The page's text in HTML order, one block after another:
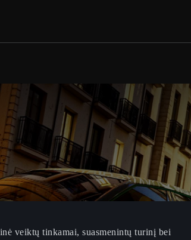
veiktų tinkamai, suasmenintų turinį bei